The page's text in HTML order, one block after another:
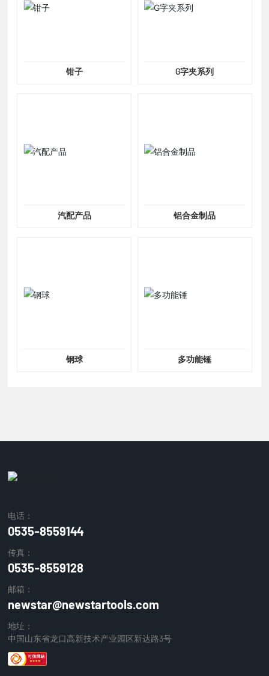
钳子 G字夹系列
汽配产品 铝合金制品
钢球 多功能锤
电话：
0535-8559144
传真：
0535-8559128
邮箱：
newstar@newstartools.com
地址：
中国山东省龙口高新技术产业园区新达路3号